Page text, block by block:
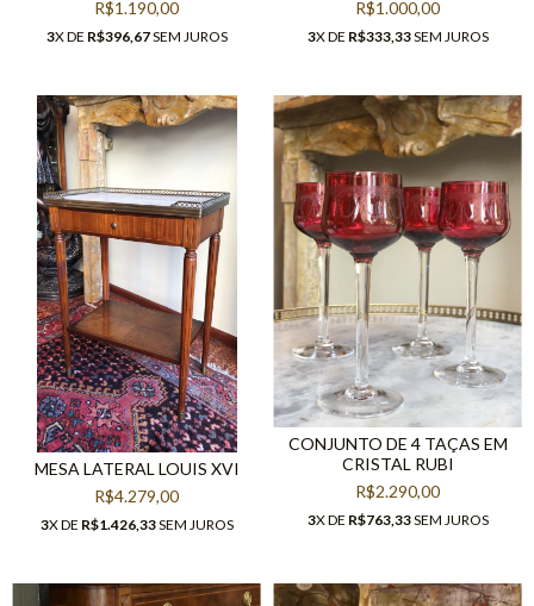
R$1.190,00
3X DE R$396,67SEM JUROS
R$1.000,00
3X DE R$333,33SEM JUROS
MESA LATERAL LOUIS XVI
R$4.279,00
3X DE R$1.426,33SEM JUROS
CONJUNTO DE 4 TAÇAS EM
CRISTAL RUBI
R$2.290,00
3X DE R$763,33SEM JUROS